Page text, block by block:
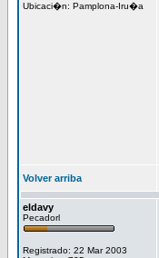
Ubicaci�n: Pamplona-Iru�a
Volver arriba
eldavy
Pecadorl
Registrado: 22 Mar 2003